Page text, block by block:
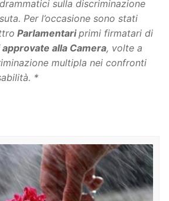
sulla discriminazione
Per l’occasione sono stati
Parlamentariprimi firmatari di
alla Camera, volte a
multipla nei confronti
*